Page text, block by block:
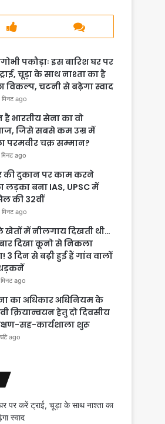
पकौड़ाः इस बारिश घर पर
चूड़ा के साथ नाश्ता का है
विकल्प, चटनी से बढ़ेगा स्वाद
ago
है भारतीय सेना का वो
जिसे सबसे कम उम्र में
परमवीर चक्र सम्मान?
ago
की दुकान पर काम करने
लड़का बना IAS, UPSC में
की 32वीं
ago
खेतों में नीलगाय दिखती थी…
दिखा कूनो से निकला
3 दिन से बढ़ी हुई हैं गांव वालों
ago
का अधिकार अधिनियम के
क्रियान्वयन हेतु दो दिवसीय
सह-कार्यशाला शुरू
ago
पर करें ट्राई, चूड़ा के साथ नाश्ता का
स्वाद